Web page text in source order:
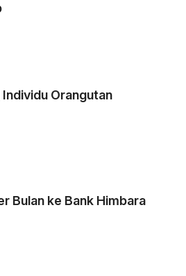
Orangutan
Bulan ke Bank Himbara